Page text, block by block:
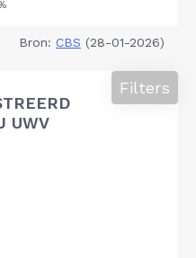
Bron: CBS (28-01-2026)
UWV
Filters